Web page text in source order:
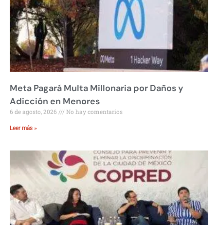
Meta Pagará Multa Millonaria por Daños y
Adicción en Menores
6 de agosto, 2026 No hay comentarios
Leer más »